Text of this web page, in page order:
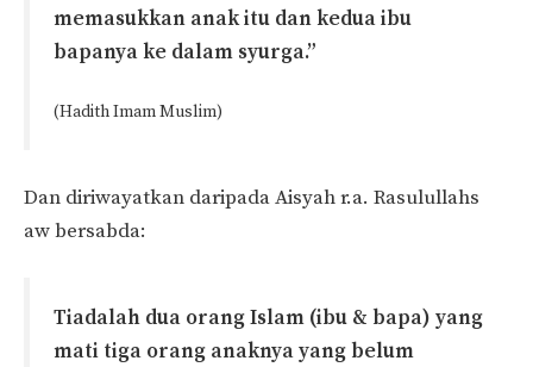
memasukkan anak itu dan kedua ibu
bapanya ke dalam syurga.”
(Hadith Imam Muslim)
Dan diriwayatkan daripada Aisyah r.a. Rasulullahs
aw bersabda:
Tiadalah dua orang Islam (ibu & bapa) yang
mati tiga orang anaknya yang belum